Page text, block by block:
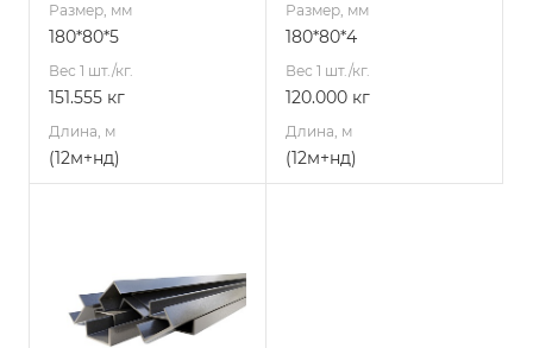
Размер, мм
180*80*5
Вес 1 шт./кг.
151.555 кг
Длина, м
(12м+нд)
Размер, мм
180*80*4
Вес 1 шт./кг.
120.000 кг
Длина, м
(12м+нд)